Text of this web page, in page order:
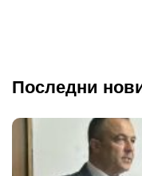
Последни